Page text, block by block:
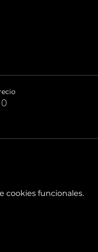
cookies funcionales.